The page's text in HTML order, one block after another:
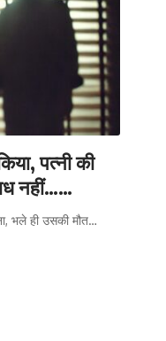
पत्नी की
नहीं……
भले ही उसकी मौत…